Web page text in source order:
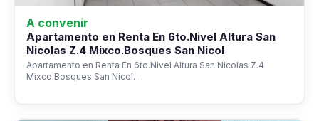
A convenir
Apartamento en Renta En 6to.Nivel Altura San
Nicolas Z.4 Mixco.Bosques San Nicol
Apartamento en Renta En 6to.Nivel Altura San Nicolas Z.4
Mixco.Bosques San Nicol…